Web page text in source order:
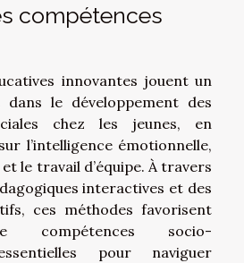
compétences
innovantes jouent un
le développement des
chez les jeunes, en
l’intelligence émotionnelle,
le travail d’équipe. À travers
interactives et des
ces méthodes favorisent
compétences socio-
pour naviguer